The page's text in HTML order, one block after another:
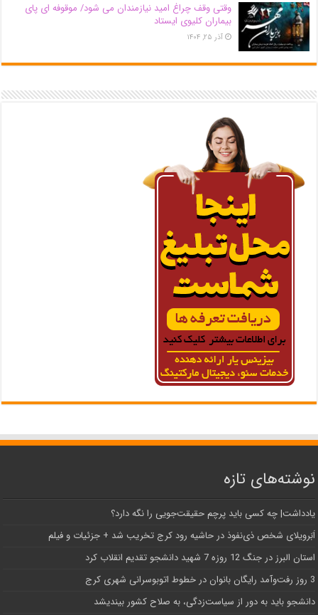
وقتی وقف چراغ امید نیازمندان می شود/ موقوفه ای پای
بیماران کلیوی ایستاد
آذر ۲۵, ۱۴۰۴
نوشته‌های تازه
یادداشت| ‌چه کسی باید پرچم حقیقت‌جویی را نگه دارد؟
اَبَر‌ویلای شخص ذی‌نفوذ در حاشیه‌ رود کرج تخریب شد + جزئیات و فیلم
استان البرز در جنگ 12 روزه 7 شهید دانشجو تقدیم انقلاب کرد
3 روز رفت‌وآمد رایگان بانوان در خطوط اتوبوسرانی شهری کرج
دانشجو باید به دور از سیاست‌زدگی، به صلاح کشور بیندیشد